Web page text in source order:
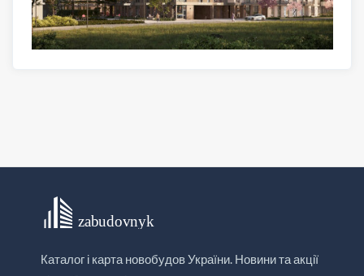
Каталог і карта новобудов України. Новини та акції